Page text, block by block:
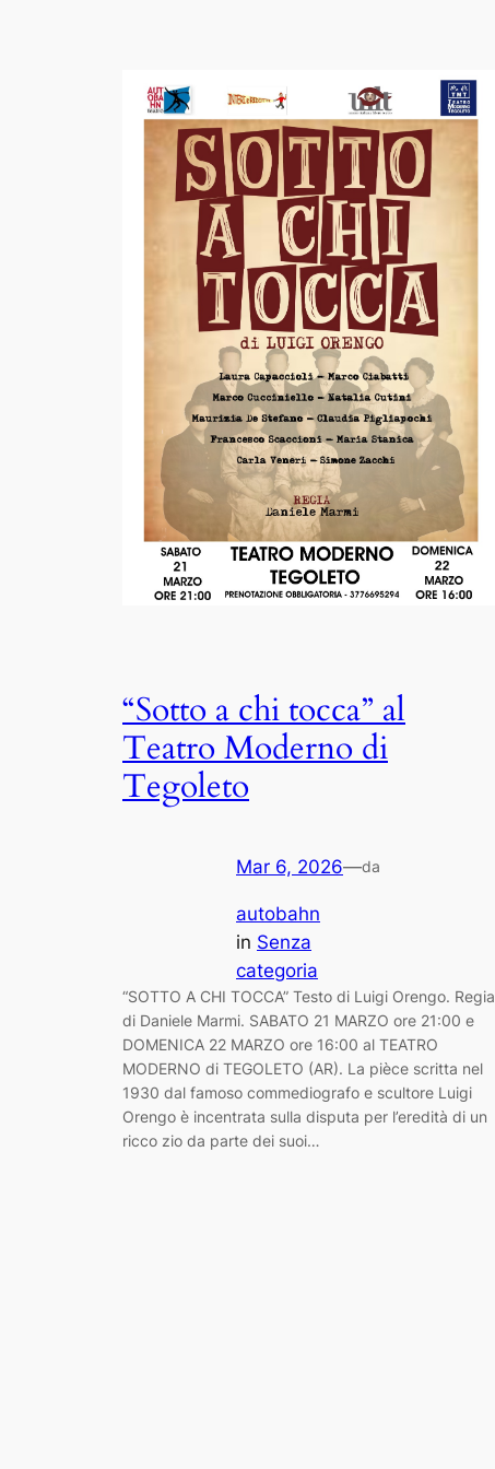
“Sotto a chi tocca” al
Teatro Moderno di
Tegoleto
Mar 6, 2026—da
autobahn
in Senza
categoria
“SOTTO A CHI TOCCA” Testo di Luigi Orengo. Regia
di Daniele Marmi. SABATO 21 MARZO ore 21:00 e
DOMENICA 22 MARZO ore 16:00 al TEATRO
MODERNO di TEGOLETO (AR). La pièce scritta nel
1930 dal famoso commediografo e scultore Luigi
Orengo è incentrata sulla disputa per l’eredità di un
ricco zio da parte dei suoi…